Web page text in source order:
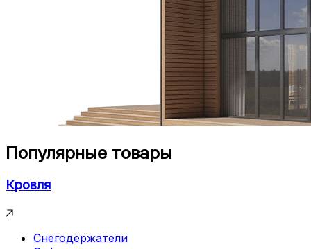
Популярные товары
Кровля
Снегодержатели